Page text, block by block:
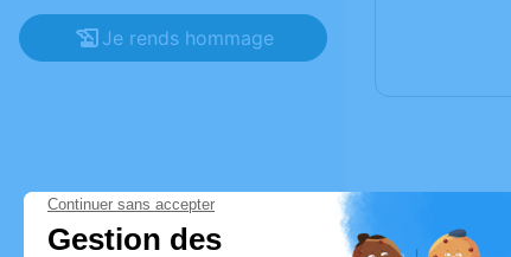
Je rends hommage